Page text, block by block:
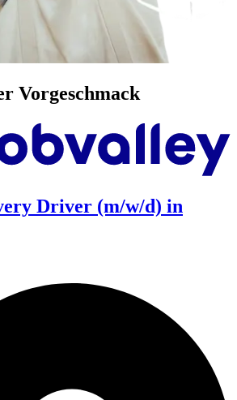
Vorgeschmack
Driver (m/w/d) in